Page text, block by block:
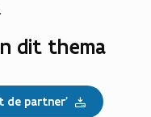
dit thema
de partner'